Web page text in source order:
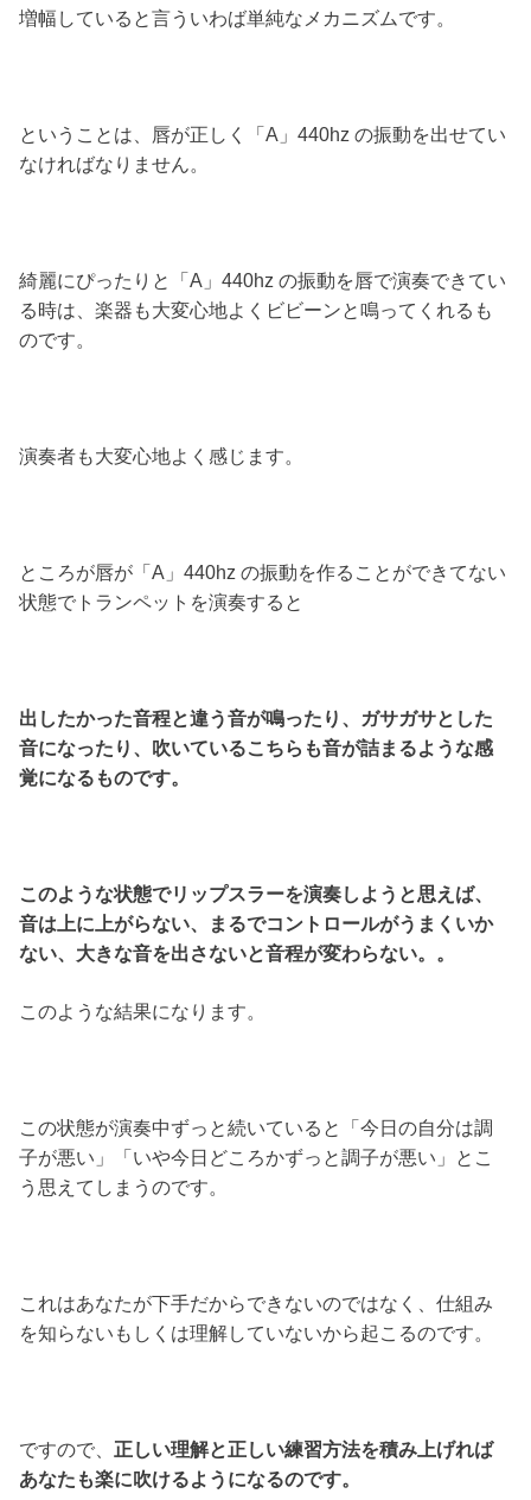
増幅していると言ういわば単純なメカニズムです。
ということは、唇が正しく「A」440hz の振動を出せてい
なければなりません。
綺麗にぴったりと「A」440hz の振動を唇で演奏できてい
る時は、楽器も大変心地よくビビーンと鳴ってくれるも
のです。
演奏者も大変心地よく感じます。
ところが唇が「A」440hz の振動を作ることができてない
状態でトランペットを演奏すると
出したかった音程と違う音が鳴ったり、ガサガサとした
音になったり、吹いているこちらも音が詰まるような感
覚になるものです。
このような状態でリップスラーを演奏しようと思えば、
音は上に上がらない、まるでコントロールがうまくいか
ない、大きな音を出さないと音程が変わらない。。
このような結果になります。
この状態が演奏中ずっと続いていると「今日の自分は調
子が悪い」「いや今日どころかずっと調子が悪い」とこ
う思えてしまうのです。
これはあなたが下手だからできないのではなく、仕組み
を知らないもしくは理解していないから起こるのです。
ですので、 正しい理解と正しい練習方法を積み上げれば
あなたも楽に吹けるようになるのです。